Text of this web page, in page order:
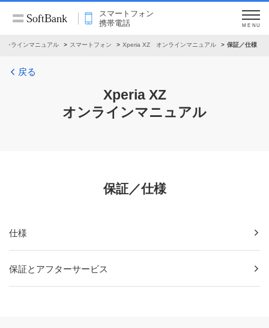
スマートフォン
携帯電話
MENU
ンラインマニュアル スマートフォン Xperia XZ オンラインマニュアル 保証／仕様
戻る
Xperia XZ
オンラインマニュアル
保証／仕様
仕様
保証とアフターサービス